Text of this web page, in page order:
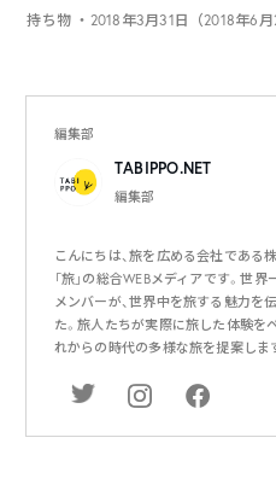
持ち物 ・2018年3月31日（2018年6月
編集部
TABIPPO.NET
編集部
こんにちは、旅を広める会社である
「旅」の総合WEBメディアです。世
メンバーが、世界中を旅する魅力を
た。旅人たちが実際に旅した体験を
れからの時代の多様な旅を提案しま